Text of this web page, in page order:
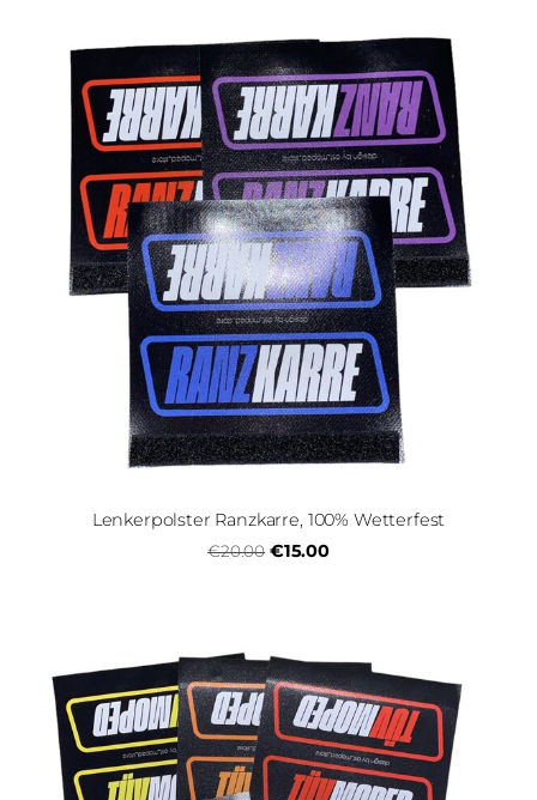
Lenkerpolster Ranzkarre, 100% Wetterfest
€20.00 €15.00